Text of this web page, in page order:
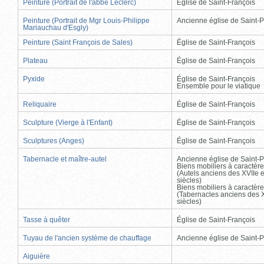
Peinture (Portrait de l'abbé Leclerc) Église de Saint-François
Peinture (Portrait de Mgr Louis-Philippe
Mariauchau d'Esgly)
Ancienne église de Saint-
Peinture (Saint François de Sales) Église de Saint-François
Plateau Église de Saint-François
Pyxide
Église de Saint-François
Ensemble pour le viatique
Reliquaire Église de Saint-François
Sculpture (Vierge à l'Enfant) Église de Saint-François
Sculptures (Anges) Église de Saint-François
Tabernacle et maître-autel
Ancienne église de Saint-
Biens mobiliers à
(Autels anciens des XVIIe
siècles)
Biens mobiliers à
(Tabernacles anciens des
siècles)
Tasse à quêter Église de Saint-François
Tuyau de l'ancien système de chauffage Ancienne église de Saint-
Aiguière